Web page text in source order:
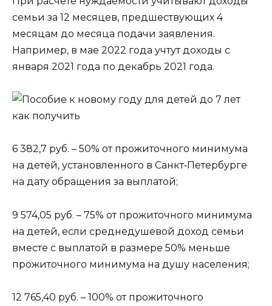
семьи за 12 месяцев, предшествующих 4
месяцам до месяца подачи заявления.
Например, в мае 2022 года учтут доходы с
января 2021 года по декабрь 2021 года.
6 382,7 руб. – 50% от прожиточного минимума
на детей, установленного в Санкт‑Петербурге
на дату обращения за выплатой;
9 574,05 руб. – 75% от прожиточного минимума
на детей, если среднедушевой доход семьи
вместе с выплатой в размере 50% меньше
прожиточного минимума на душу населения;
12 765,40 руб. – 100% от прожиточного